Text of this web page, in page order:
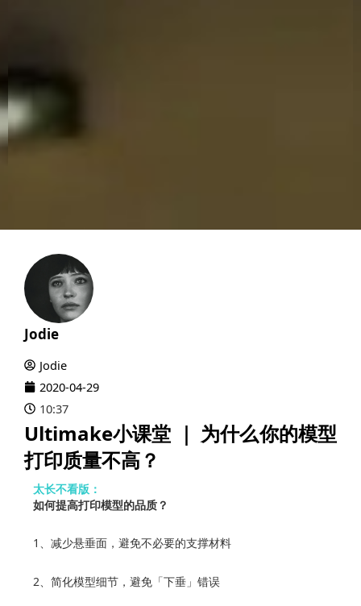
Jodie
Jodie
2020-04-29
10:37
Ultimake小课堂 ｜ 为什么你的模型
打印质量不高？
太长不看版：
如何提高打印模型的品质？
1、减少悬垂面，避免不必要的支撑材料
2、简化模型细节，避免「下垂」错误